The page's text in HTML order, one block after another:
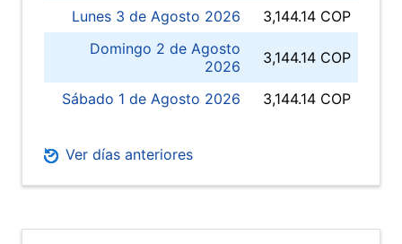
Lunes 3 de Agosto 2026
3,144.14 COP
Domingo 2 de Agosto
2026
3,144.14 COP
Sábado 1 de Agosto 2026 3,144.14 COP
Ver días anteriores